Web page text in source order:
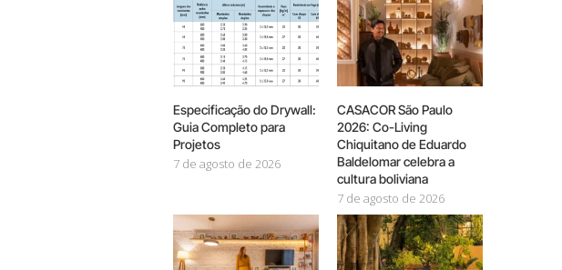
Especificação do Drywall:
Guia Completo para
Projetos
7 de agosto de 2026
CASACOR São Paulo
2026: Co-Living
Chiquitano de Eduardo
Baldelomar celebra a
cultura boliviana
7 de agosto de 2026